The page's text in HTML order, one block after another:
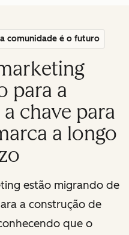
comunidade é o futuro
para a
chave para
a longo
estão migrando de
a construção de
que o